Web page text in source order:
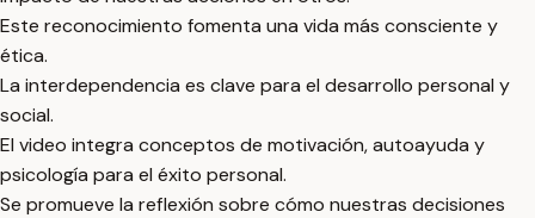
Este reconocimiento fomenta una vida más consciente y
ética.
La interdependencia es clave para el desarrollo personal y
social.
El video integra conceptos de motivación, autoayuda y
psicología para el éxito personal.
Se promueve la reflexión sobre cómo nuestras decisiones